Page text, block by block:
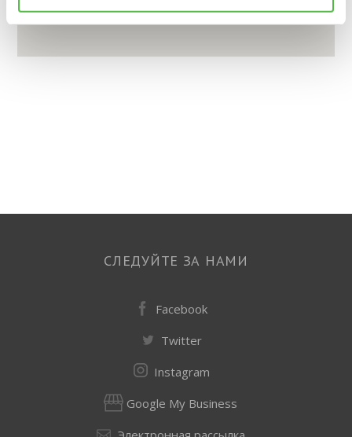
СЛЕДУЙТЕ ЗА НАМИ
Facebook
Twitter
Instagram
Google My Business